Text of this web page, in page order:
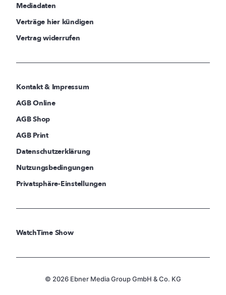
Mediadaten
Verträge hier kündigen
Vertrag widerrufen
Kontakt & Impressum
AGB Online
AGB Shop
AGB Print
Datenschutzerklärung
Nutzungsbedingungen
Privatsphäre-Einstellungen
WatchTime Show
© 2026 Ebner Media Group GmbH & Co. KG